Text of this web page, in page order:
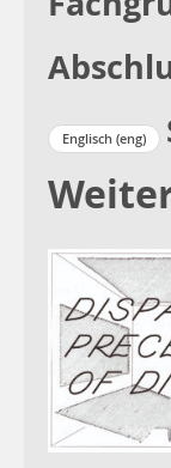
Englisch (eng)